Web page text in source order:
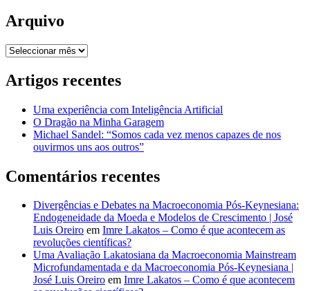
Arquivo
Arquivo
Artigos recentes
Uma experiência com Inteligência Artificial
O Dragão na Minha Garagem
Michael Sandel: “Somos cada vez menos capazes de nos
ouvirmos uns aos outros”
Comentários recentes
Divergências e Debates na Macroeconomia Pós-Keynesiana:
Endogeneidade da Moeda e Modelos de Crescimento | José
Luis Oreiro em Imre Lakatos – Como é que acontecem as
revoluções científicas?
Uma Avaliação Lakatosiana da Macroeconomia Mainstream
Microfundamentada e da Macroeconomia Pós-Keynesiana |
José Luis Oreiro em Imre Lakatos – Como é que acontecem